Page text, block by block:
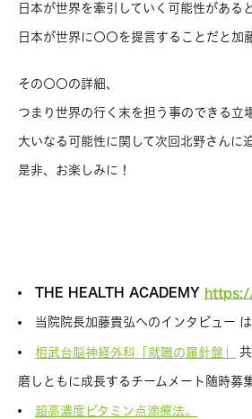
日本が世界を牽引していく可能性がある
日本が世界に〇〇を提言することだと加
その〇〇の詳細、
つまり世界の行く末を担う事のできる立
大いなる可能性に関して次回北野さんに
是非、お楽しみに！
THE HEALTH ACADEMY
当院院長加藤貴弘へのインタビュー は
相武台脳神経外科「就職の羅針盤」
磨しともに成長するチームメート随時募
超高濃度ビタミン点滴療法。